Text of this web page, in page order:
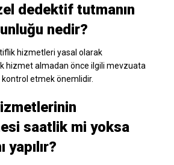
dedektif tutmanın
nedir?
hizmetleri yasal olarak
hizmet almadan önce ilgili mevzuata
kontrol etmek önemlidir.
saatlik mi yoksa
yapılır?